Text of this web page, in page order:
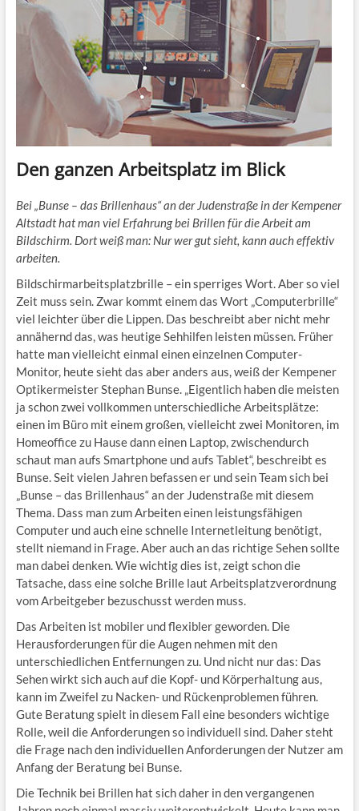
Den ganzen Arbeitsplatz im Blick
Bei „Bunse – das Brillenhaus“ an der Judenstraße in der Kempener
Altstadt hat man viel Erfahrung bei Brillen für die Arbeit am
Bildschirm. Dort weiß man: Nur wer gut sieht, kann auch effektiv
arbeiten.
Bildschirmarbeitsplatzbrille – ein sperriges Wort. Aber so viel
Zeit muss sein. Zwar kommt einem das Wort „Computerbrille“
viel leichter über die Lippen. Das beschreibt aber nicht mehr
annähernd das, was heutige Sehhilfen leisten müssen. Früher
hatte man vielleicht einmal einen einzelnen Computer-
Monitor, heute sieht das aber anders aus, weiß der Kempener
Optikermeister Stephan Bunse. „Eigentlich haben die meisten
ja schon zwei vollkommen unterschiedliche Arbeitsplätze:
einen im Büro mit einem großen, vielleicht zwei Monitoren, im
Homeoffice zu Hause dann einen Laptop, zwischendurch
schaut man aufs Smartphone und aufs Tablet“, beschreibt es
Bunse. Seit vielen Jahren befassen er und sein Team sich bei
„Bunse – das Brillenhaus“ an der Judenstraße mit diesem
Thema. Dass man zum Arbeiten einen leistungsfähigen
Computer und auch eine schnelle Internetleitung benötigt,
stellt niemand in Frage. Aber auch an das richtige Sehen sollte
man dabei denken. Wie wichtig dies ist, zeigt schon die
Tatsache, dass eine solche Brille laut Arbeitsplatzverordnung
vom Arbeitgeber bezuschusst werden muss.
Das Arbeiten ist mobiler und flexibler geworden. Die
Herausforderungen für die Augen nehmen mit den
unterschiedlichen Entfernungen zu. Und nicht nur das: Das
Sehen wirkt sich auch auf die Kopf- und Körperhaltung aus,
kann im Zweifel zu Nacken- und Rückenproblemen führen.
Gute Beratung spielt in diesem Fall eine besonders wichtige
Rolle, weil die Anforderungen so individuell sind. Daher steht
die Frage nach den individuellen Anforderungen der Nutzer am
Anfang der Beratung bei Bunse.
Die Technik bei Brillen hat sich daher in den vergangenen